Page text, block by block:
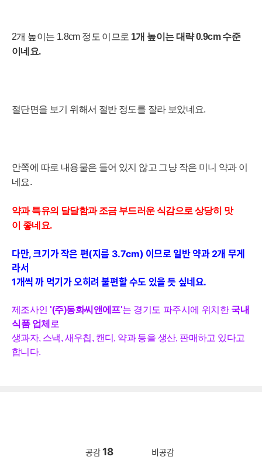
2개 높이는 1.8cm 정도 이므로 1개 높이는 대략 0.9cm 수준
이네요.
절단면을 보기 위해서 절반 정도를 잘라 보았네요.
안쪽에 따로 내용물은 들어 있지 않고 그냥 작은 미니 약과 이
네요.
약과 특유의 달달함과 조금 부드러운 식감으로 상당히 맛
이 좋네요.
다만, 크기가 작은 편(지름 3.7cm) 이므로 일반 약과 2개 무게
라서
1개씩 까 먹기가오히려 불편할 수도 있을 듯 싶네요.
제조사인 '(주)동화씨앤에프'는 경기도 파주시에 위치한 국내
식품 업체 로
생과자, 스낵, 새우칩, 캔디, 약과 등을 생산, 판매하고 있다고
합니다.
공감18 비공감